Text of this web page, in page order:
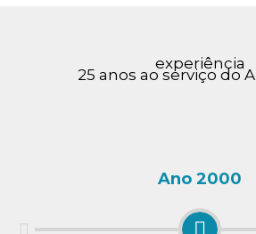
experiência
25 anos ao serviço do
Ano 2000